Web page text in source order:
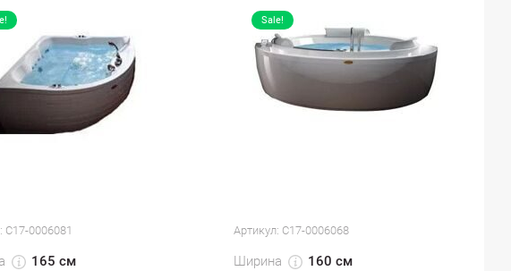
С17-0006081
165 см
Sale!
Артикул: С17-0006068
Ширина 160 см